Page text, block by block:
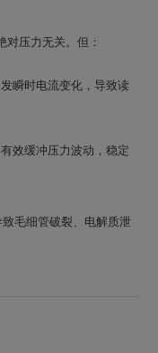
压力无关。但：
瞬时电流变化，导致读
效缓冲压力波动，稳定
毛细管破裂、电解质泄